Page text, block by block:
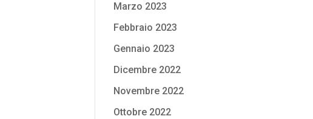
Marzo 2023
Febbraio 2023
Gennaio 2023
Dicembre 2022
Novembre 2022
Ottobre 2022